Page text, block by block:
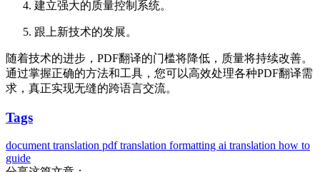
建立强大的质量控制系统。
跟上新技术的发展。
随着技术的进步，PDF翻译的门槛将降低，质量将持续改善。
通过掌握正确的方法和工具，您可以高效处理各种PDF翻译需
求，真正实现无缝的跨语言交流。
Tags
document translation pdf translation formatting ai translation how to
guide